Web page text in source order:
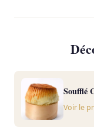
Soufflé
Voir le